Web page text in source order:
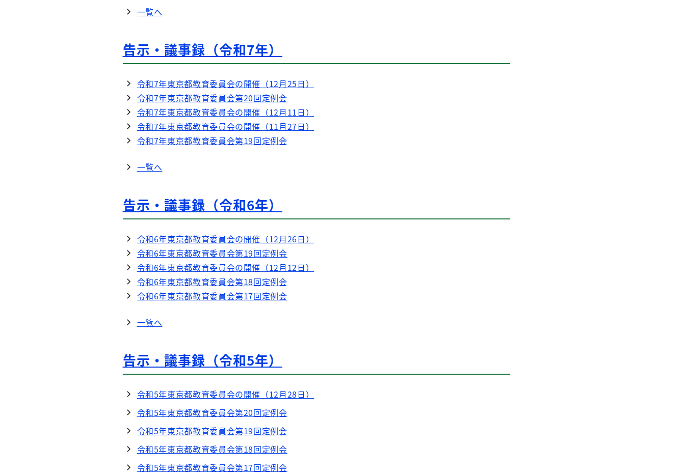
一覧へ
告示・議事録（令和7年）
令和7年東京都教育委員会の開催（12月25日）
令和7年東京都教育委員会第20回定例会
令和7年東京都教育委員会の開催（12月11日）
令和7年東京都教育委員会の開催（11月27日）
令和7年東京都教育委員会第19回定例会
一覧へ
告示・議事録（令和6年）
令和6年東京都教育委員会の開催（12月26日）
令和6年東京都教育委員会第19回定例会
令和6年東京都教育委員会の開催（12月12日）
令和6年東京都教育委員会第18回定例会
令和6年東京都教育委員会第17回定例会
一覧へ
告示・議事録（令和5年）
令和5年東京都教育委員会の開催（12月28日）
令和5年東京都教育委員会第20回定例会
令和5年東京都教育委員会第19回定例会
令和5年東京都教育委員会第18回定例会
令和5年東京都教育委員会第17回定例会